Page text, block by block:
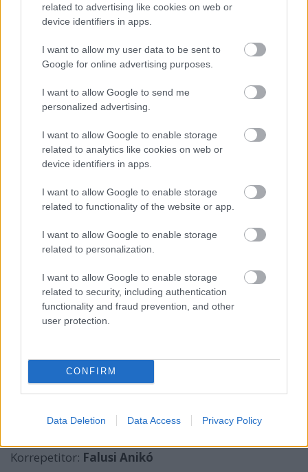
related to advertising like cookies on web or
device identifiers in apps.
I want to allow my user data to be sent to
Google for online advertising purposes.
I want to allow Google to send me
personalized advertising.
I want to allow Google to enable storage
related to analytics like cookies on web or
device identifiers in apps.
I want to allow Google to enable storage
related to functionality of the website or app.
I want to allow Google to enable storage
related to personalization.
I want to allow Google to enable storage
related to security, including authentication
functionality and fraud prevention, and other
user protection.
CONFIRM
Data Deletion Data Access Privacy Policy
VÉZINET/Jordán Tamás
ÉMILE/Horváth Ákos
ANAÏS/Fekete Linda
CHAMPIGNY/Németh Judit
CLARA/Edvi Henriettae.h.
ACHILLE, FÉLIX/Kenderes Csabae.h.
TIZEDES, INAS/Matusek Attilae.h.
vendégek, nászmenet/
Díszlet:Klimó Péter
Jelmez:Varga Alexandra, Zelenka Nóra
Korrepetitor: Falusi Anikó